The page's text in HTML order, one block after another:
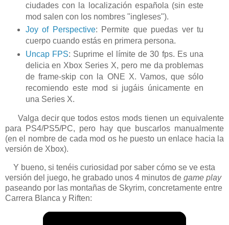
ciudades con la localización española (sin este
mod salen con los nombres "ingleses").
Joy of Perspective: Permite que puedas ver tu
cuerpo cuando estás en primera persona.
Uncap FPS: Suprime el límite de 30 fps. Es una
delicia en Xbox Series X, pero me da problemas
de frame-skip con la ONE X. Vamos, que sólo
recomiendo este mod si jugáis únicamente en
una Series X.
Valga decir que todos estos mods tienen un equivalente
para PS4/PS5/PC, pero hay que buscarlos manualmente
(en el nombre de cada mod os he puesto un enlace hacia la
versión de Xbox).
Y bueno, si tenéis curiosidad por saber cómo se ve esta
versión del juego, he grabado unos 4 minutos de game play
paseando por las montañas de Skyrim, concretamente entre
Carrera Blanca y Riften: